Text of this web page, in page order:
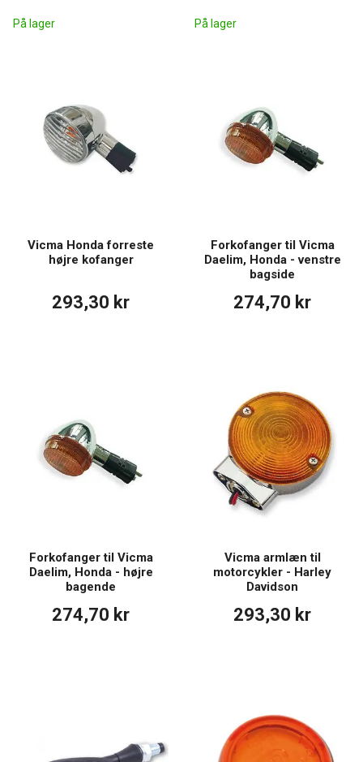
På lager På lager
Vicma Honda forreste
højre kofanger
293,30 kr
Forkofanger til Vicma
Daelim, Honda - venstre
bagside
274,70 kr
Forkofanger til Vicma
Daelim, Honda - højre
bagende
274,70 kr
Vicma armlæn til
motorcykler - Harley
Davidson
293,30 kr